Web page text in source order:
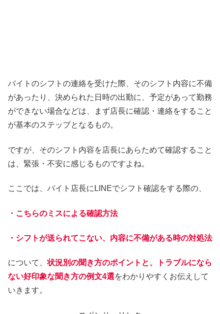
バイトのシフトの連絡を受けた際、そのシフト内容に不備
があったり、決められた日時の出勤に、予定があって勤務
ができない場合などは、まず店長に確認・連絡をすること
が基本のステップとなるもの。
ですが、そのシフト内容を店長にあらためて確認すること
は、緊張・不安に感じるものですよね。
ここでは、バイト店長にLINEでシフト確認をする際の、
・こちらのミスによる確認方法
・シフトが送られてこない、内容に不備がある時の対処法
について、状況別の聞き方のポイントと、トラブルになら
ない好印象な聞き方の例文4選をわかりやすくお伝えして
いきます。